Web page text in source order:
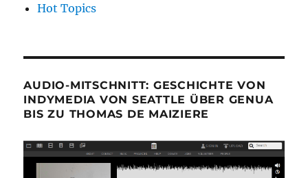
Hot Topics
AUDIO-MITSCHNITT: GESCHICHTE VON
INDYMEDIA VON SEATTLE ÜBER GENUA
BIS ZU THOMAS DE MAIZIERE